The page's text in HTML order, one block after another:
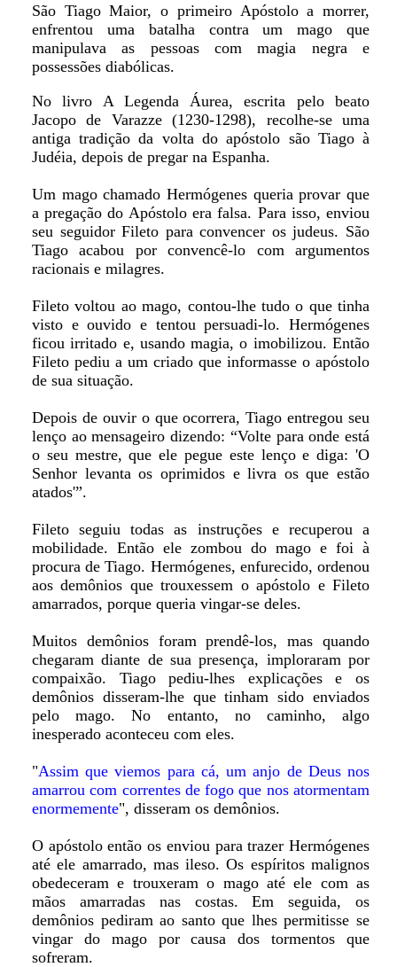
São Tiago Maior, o primeiro Apóstolo a morrer,
enfrentou uma batalha contra um mago que
manipulava as pessoas com magia negra e
possessões diabólicas.
No livro A Legenda Áurea, escrita pelo beato
Jacopo de Varazze (1230-1298), recolhe-se uma
antiga tradição da volta do apóstolo são Tiago à
Judéia, depois de pregar na Espanha.
Um mago chamado Hermógenes queria provar que
a pregação do Apóstolo era falsa. Para isso, enviou
seu seguidor Fileto para convencer os judeus. São
Tiago acabou por convencê-lo com argumentos
racionais e milagres.
Fileto voltou ao mago, contou-lhe tudo o que tinha
visto e ouvido e tentou persuadi-lo. Hermógenes
ficou irritado e, usando magia, o imobilizou. Então
Fileto pediu a um criado que informasse o apóstolo
de sua situação.
Depois de ouvir o que ocorrera, Tiago entregou seu
lenço ao mensageiro dizendo: “Volte para onde está
o seu mestre, que ele pegue este lenço e diga: 'O
Senhor levanta os oprimidos e livra os que estão
atados'”.
Fileto seguiu todas as instruções e recuperou a
mobilidade. Então ele zombou do mago e foi à
procura de Tiago. Hermógenes, enfurecido, ordenou
aos demônios que trouxessem o apóstolo e Fileto
amarrados, porque queria vingar-se deles.
Muitos demônios foram prendê-los, mas quando
chegaram diante de sua presença, imploraram por
compaixão. Tiago pediu-lhes explicações e os
demônios disseram-lhe que tinham sido enviados
pelo mago. No entanto, no caminho, algo
inesperado aconteceu com eles.
"Assim que viemos para cá, um anjo de Deus nos
amarrou com correntes de fogo que nos atormentam
enormemente", disseram os demônios.
O apóstolo então os enviou para trazer Hermógenes
até ele amarrado, mas ileso. Os espíritos malignos
obedeceram e trouxeram o mago até ele com as
mãos amarradas nas costas. Em seguida, os
demônios pediram ao santo que lhes permitisse se
vingar do mago por causa dos tormentos que
sofreram.